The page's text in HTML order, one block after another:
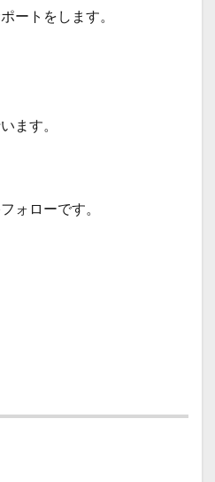
ートをします。
ます。
ォローです。